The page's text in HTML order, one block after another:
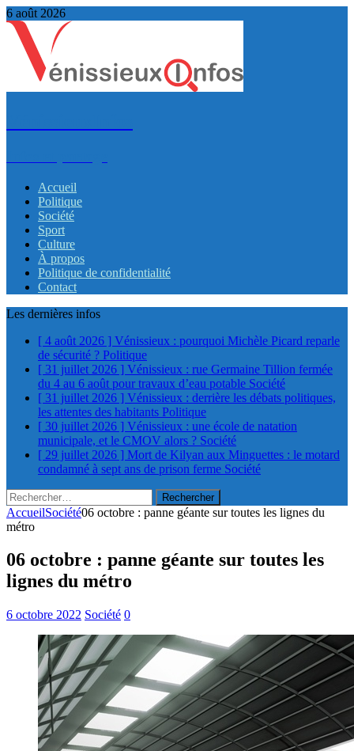
6 août 2026
Accueil
Politique
Société
Sport
Culture
À propos
Politique de confidentialité
Contact
Les dernières infos
[ 4 août 2026 ] Vénissieux : pourquoi Michèle Picard reparle
de sécurité ? Politique
[ 31 juillet 2026 ] Vénissieux : rue Germaine Tillion fermée
du 4 au 6 août pour travaux d’eau potable Société
[ 31 juillet 2026 ] Vénissieux : derrière les débats politiques,
les attentes des habitants Politique
[ 30 juillet 2026 ] Vénissieux : une école de natation
municipale, et le CMOV alors ? Société
[ 29 juillet 2026 ] Mort de Kilyan aux Minguettes : le motard
condamné à sept ans de prison ferme Société
Rechercher :
AccueilSociété06 octobre : panne géante sur toutes les lignes du
métro
06 octobre : panne géante sur toutes les
lignes du métro
6 octobre 2022 Société 0